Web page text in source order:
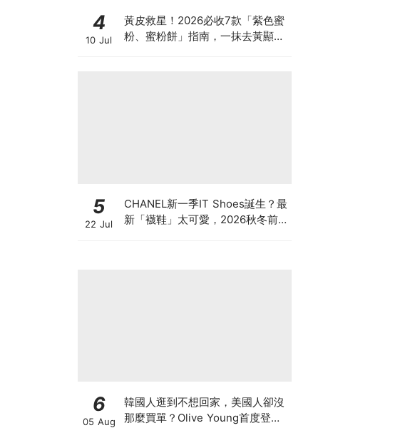
4
10 Jul
黃皮救星！2026必收7款「紫色蜜
粉、蜜粉餅」指南，一抹去黃顯
5
22 Jul
CHANEL新一季IT Shoes誕生？最
新「襪鞋」太可愛，2026秋冬前
6
05 Aug
韓國人逛到不想回家，美國人卻沒
那麼買單？Olive Young首度登陸